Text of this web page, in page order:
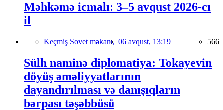
Məhkəmə icmalı: 3–5 avqust 2026-cı
il
Keçmiş Sovet məkanı, 06 avqust, 13:19 566
Sülh naminə diplomatiya: Tokayevin
döyüş əməliyyatlarının
dayandırılması və danışıqların
bərpası təşəbbüsü